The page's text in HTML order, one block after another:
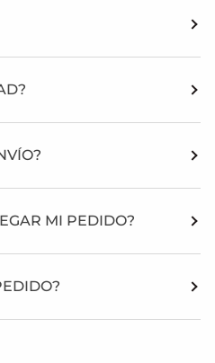
MI PEDIDO?